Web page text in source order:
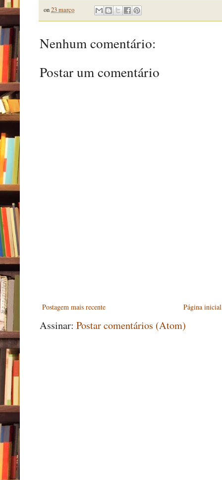
on23 março
Nenhum comentário:
Postar um comentário
Postagem mais recente Página inicial
Assinar: Postar comentários (Atom)